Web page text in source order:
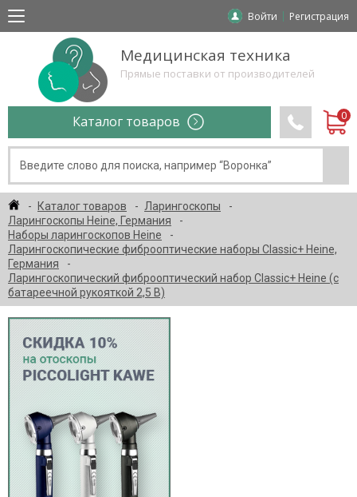
Войти Регистрация
Медицинская техника
Прямые поставки от производителей
Каталог товаров
Каталог товаров
Ларингоскопы
Ларингоскопы Heine, Германия
Наборы ларингоскопов Heine
Ларингоскопические фиброоптические наборы Classic+ Heine,
Германия
Ларингоскопический фиброоптический набор Classic+ Heine (с
батареечной рукояткой 2,5 В)